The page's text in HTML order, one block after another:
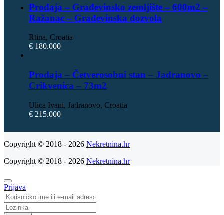
Prodaja – Građevinsko zemljište – 600m2 –
Ražanac – Građevinska dozvola
Rtina, Croatia
€ 180.000
Prodaja – Četverosobni stan – Jadranovo –
Crikvenica – 73m2
Ulica Ivani, Jadranovo, Croatia
€ 215.000
Copyright © 2018 - 2026 Nekretnina.hr
Copyright © 2018 - 2026 Nekretnina.hr
Prijava